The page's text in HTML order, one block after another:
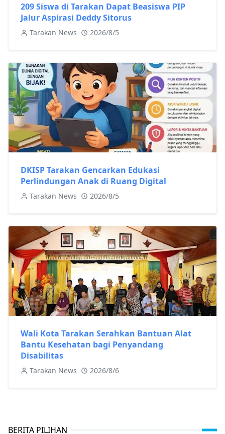
209 Siswa di Tarakan Dapat Beasiswa PIP
Jalur Aspirasi Deddy Sitorus
Tarakan News 2026/8/5
DKISP Tarakan Gencarkan Edukasi
Perlindungan Anak di Ruang Digital
Tarakan News 2026/8/5
Wali Kota Tarakan Serahkan Bantuan Alat
Bantu Kesehatan bagi Penyandang
Disabilitas
Tarakan News 2026/8/6
BERITA PILIHAN